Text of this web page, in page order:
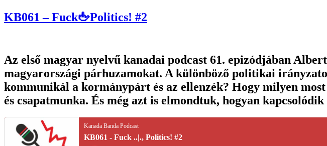
KB061 – Fuck🖕Politics! #2
Az első magyar nyelvű kanadai podcast 61. epizódjában
magyarországi párhuzamokat. A különböző politikai
kommunikál a kormánypárt és az ellenzék? Hogy milyen
és csapatmunka. És még azt is elmondtuk, hogyan